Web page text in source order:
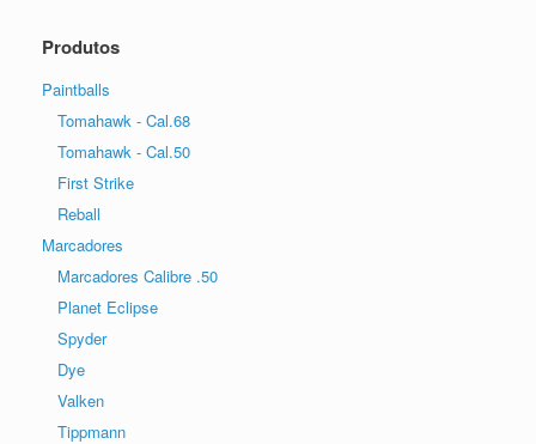
Produtos
Paintballs
Tomahawk - Cal.68
Tomahawk - Cal.50
First Strike
Reball
Marcadores
Marcadores Calibre .50
Planet Eclipse
Spyder
Dye
Valken
Tippmann